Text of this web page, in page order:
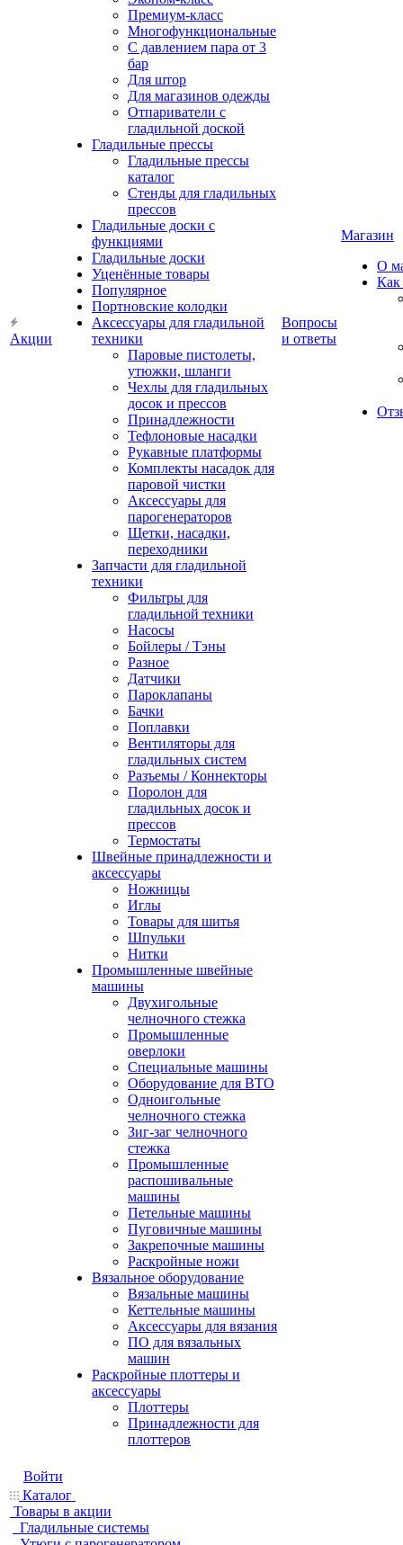
Акции
Премиум-класс
Многофункциональные
С давлением пара от 3
бар
Для штор
Для магазинов одежды
Отпариватели с
гладильной доской
Гладильные прессы
Гладильные прессы
каталог
Стенды для гладильных
прессов
Гладильные доски с
функциями
Гладильные доски
Уценённые товары
Популярное
Портновские колодки
Аксессуары для гладильной
техники
Паровые пистолеты,
утюжки, шланги
Чехлы для гладильных
досок и прессов
Принадлежности
Тефлоновые насадки
Рукавные платформы
Комплекты насадок для
паровой чистки
Аксессуары для
парогенераторов
Щетки, насадки,
переходники
Запчасти для гладильной
техники
Фильтры для
гладильной техники
Насосы
Бойлеры / Тэны
Разное
Датчики
Пароклапаны
Бачки
Поплавки
Вентиляторы для
гладильных систем
Разъемы / Коннекторы
Поролон для
гладильных досок и
прессов
Термостаты
Швейные принадлежности и
аксессуары
Ножницы
Иглы
Товары для шитья
Шпульки
Нитки
Промышленные швейные
машины
Двухигольные
челночного стежка
Промышленные
оверлоки
Специальные машины
Оборудование для ВТО
Одноигольные
челночного стежка
Зиг-заг челночного
стежка
Промышленные
распошивальные
машины
Петельные машины
Пуговичные машины
Закрепочные машины
Раскройные ножи
Вязальное оборудование
Вязальные машины
Кеттельные машины
Аксессуары для вязания
ПО для вязальных
машин
Раскройные плоттеры и
аксессуары
Плоттеры
Принадлежности для
плоттеров
Вопросы
и ответы
Магазин
О
Как
Войти
Каталог
Товары в акции
Гладильные системы